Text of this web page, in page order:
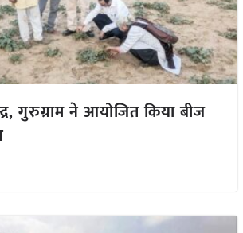
गुरुग्राम ने आयोजित किया बीज